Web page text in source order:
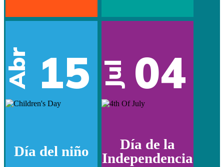
Abr 15
Día del niño
Jul 04
Día de la
Independencia